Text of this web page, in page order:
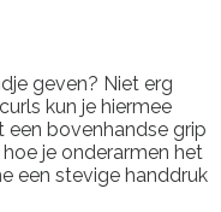
geven? Niet erg
kun je hiermee
een bovenhandse grip
je onderarmen het
een stevige handdruk